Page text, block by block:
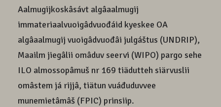
Aalmugijkoskâsávt algâaalmugij
immateriaalvuoigâdvuođáid kyeskee OA
algâaalmugij vuoigâdvuođâi julgáštus (UNDRIP),
Maailm jiegâlii omâduv seervi (WIPO) pargo sehe
ILO almossopâmuš nr 169 tiädutteh siärvuslii
omâstem já rijjâ, tiätun vuáđuduvvee
munemietâmâš (FPIC) prinsiip.